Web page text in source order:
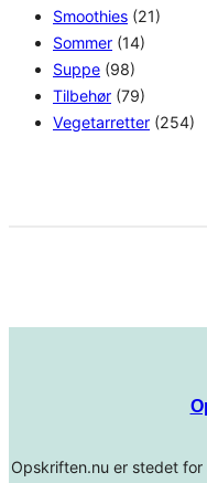
Smoothies (21)
Sommer (14)
Suppe (98)
Tilbehør (79)
Vegetarretter (254)
Opskriften.nu er stedet